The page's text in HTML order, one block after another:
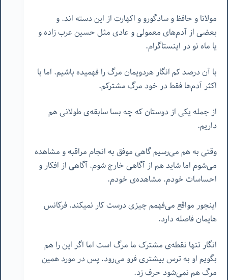
مولانا و حافظ و سادگورو و اکهارت از این دسته اند. و
بعضی از آدم‌های معمولی و عادی مثل حسین عرب زاده و
یا ماه نو در اینستاگرام.
با آن درصد کم انگار هردویمان مرگ را فهمیده باشیم. اما با
اکثر آدم‌ها فقط در خود مرگ مشترکم.
از جمله یکی از دوستان که چه بسا سابقه‌ی طولانی هم
داریم.
وقتی به هم می‌رسیم گاهی موفق به انجام مراقبه و مشاهده
می‌شوم اما شاید هم از آگاهی خارج شوم. آگاهی از افکار و
احساسات خودم. مشاهده‌ی خودم.
اینجور مواقع می‌فهمم چیزی درست کار نمیکند. فرکانس
هایمان فاصله دارد.
انگار تنها نقطه‌ی مشترک ما مرگ است اما اگر این را هم
بگویم او به ترس بیشتری فرو می‌رود. پس در مورد همین
مرگ هم نمی‌شود حرف زد.